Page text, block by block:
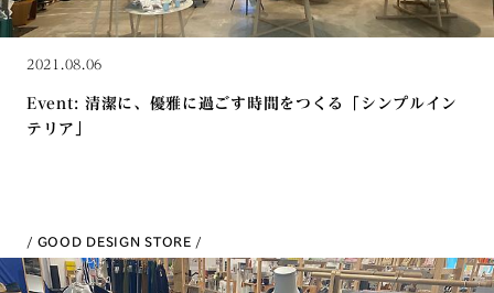
2021.08.06
Event: 清潔に、優雅に過ごす時間をつくる「シンプルイン
テリア」
GOOD DESIGN STORE